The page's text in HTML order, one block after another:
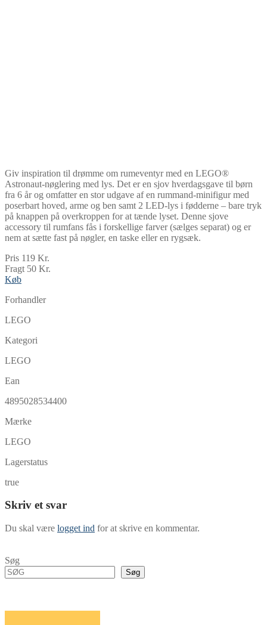
Giv inspiration til drømme om rumeventyr med en LEGO®
Astronaut-nøglering med lys. Det er en sjov hverdagsgave til børn
fra 6 år og omfatter en stor udgave af en rummand-minifigur med
poserbart hoved, arme og ben samt 2 LED-lys i fødderne – bare tryk
på knappen på overkroppen for at tænde lyset. Denne sjove
accessory til rumfans fås i forskellige farver (sælges separat) og er
nem at sætte fast på nøgler, en taske eller en rygsæk.
Pris 119 Kr.
Fragt 50 Kr.
Køb
Forhandler
LEGO
Kategori
LEGO
Ean
4895028534400
Mærke
LEGO
Lagerstatus
true
Skriv et svar
Du skal være logget ind for at skrive en kommentar.
Søg
Søg